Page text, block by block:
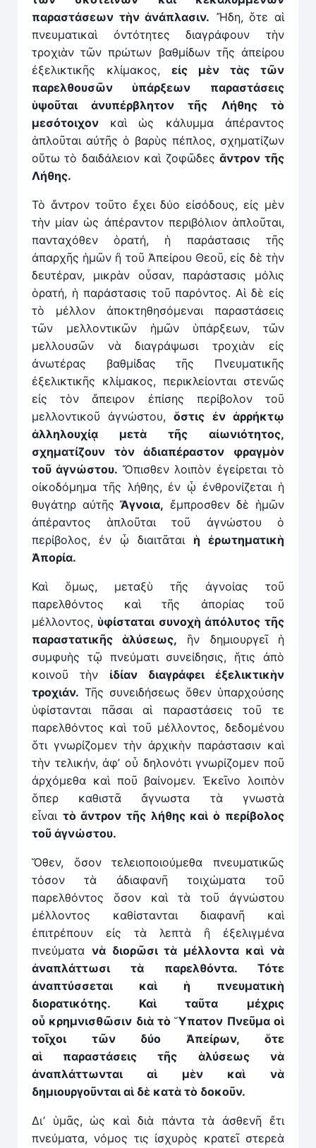
παραστάσεων τὴν ἀνάπλασιν. Ἤδη, ὅτε αἱ
πνευματικαὶ ὀντότητες διαγράφουν τὴν
τροχιὰν τῶν πρώτων βαθμίδων τῆς ἀπείρου
ἐξελικτικῆς κλίμακος, εἰς μὲν τὰς τῶν
παρελθουσῶν ὑπάρξεων παραστάσεις
ὑψοῦται ἀνυπέρβλητον τῆς Λήθης τὸ
μεσότοιχον καὶ ὡς κάλυμμα ἀπέραντος
ἁπλοῦται αὐτῆς ὁ βαρὺς πέπλος, σχηματίζων
οὕτω τὸ δαιδάλειον καὶ ζοφῶδεςἄντρον τῆς
Λήθης.
Τὸ ἄντρον τοῦτο ἔχει δύο εἰσόδους, εἰς μὲν
τὴν μίαν ὡς ἀπέραντον περιβόλιον ἁπλοῦται,
πανταχόθεν ὁρατή, ἡ παράστασις τῆς
ἀπαρχῆς ἡμῶν ἢ τοῦ Ἀπείρου Θεοῦ, εἰς δὲ τὴν
δευτέραν, μικρὰν οὖσαν, παράστασις μόλις
ὁρατή, ἡ παράστασις τοῦ παρόντος. Αἱ δὲ εἰς
τὸ μέλλον ἀποκτηθησόμεναι παραστάσεις
τῶν μελλοντικῶν ἡμῶν ὑπάρξεων, τῶν
μελλουσῶν νὰ διαγράψωσι τροχιὰν εἰς
ἀνωτέρας βαθμίδας τῆς Πνευματικῆς
ἐξελικτικῆς κλίμακος, περικλείονται στενῶς
εἰς τὸν ἄπειρον ἐπίσης περίβολον τοῦ
μελλοντικοῦ ἀγνώστου,ὅστις ἐν ἀρρήκτῳ
ἀλληλουχίᾳ μετὰ τῆς αἰωνιότητος,
σχηματίζουν τὸν ἀδιαπέραστον φραγμὸν
τοῦ ἀγνώστου. Ὄπισθεν λοιπὸν ἐγείρεται τὸ
οἰκοδόμημα τῆς λήθης, ἐν ᾧ ἐνθρονίζεται ἡ
θυγάτηρ αὐτῆςἌγνοια, ἔμπροσθεν δὲ ἡμῶν
ἀπέραντος ἁπλοῦται τοῦ ἀγνώστου ὁ
περίβολος, ἐν ᾧ διαιτᾶται ἡ ἐρωτηματικὴ
Ἀπορία.
Καὶ ὅμως, μεταξὺ τῆς ἀγνοίας τοῦ
παρελθόντος καὶ τῆς ἀπορίας τοῦ
μέλλοντος, ὑφίσταται συνοχὴ ἀπόλυτος τῆς
παραστατικῆςἁλύσεως, ἣν δημιουργεῖ ἡ
συμφυὴς τῷ πνεύματι συνείδησις, ἥτις ἀπὸ
κοινοῦ τὴν ἰδίαν διαγράφει ἐξελικτικὴν
τροχιάν. Τῆς συνειδήσεως ὅθεν ὑπαρχούσης
ὑφίστανται πᾶσαι αἱ παραστάσεις τοῦ τε
παρελθόντος καὶ τοῦ μέλλοντος, δεδομένου
ὅτι γνωρίζομεν τὴν ἀρχικὴν παράστασιν καὶ
τὴν τελικήν, ἀφ’ οὗ δηλονότι γνωρίζομεν ποῦ
ἀρχόμεθα καὶ ποῦ βαίνομεν. Ἐκεῖνο λοιπὸν
ὅπερ καθιστᾶ ἄγνωστα τὰ γνωστὰ
εἶναι τὸἄντρον τῆς λήθης καὶ ὁ περίβολος
τοῦ ἀγνώστου.
Ὅθεν, ὅσον τελειοποιούμεθα πνευματικῶς
τόσον τὰ ἀδιαφανῆ τοιχώματα τοῦ
παρελθόντος ὅσον καὶ τὰ τοῦ ἀγνώστου
μέλλοντος καθίστανται διαφανῆ καὶ
ἐπιτρέπουν εἰς τὰ λεπτὰ ἢ ἐξελιγμένα
πνεύματα νὰ διορῶσι τὰ μέλλοντα καὶ νὰ
ἀναπλάττωσι τὰ παρελθόντα. Τότε
ἀναπτύσσεται καὶ ἡ πνευματικὴ
διορατικότης. Καὶ ταῦτα μέχρις
οὗ κρημνισθῶσιν διὰ τὸ Ὕπατον Πνεῦμα οἱ
τοῖχοι τῶν δύο Ἀπείρων, ὅτε
αἱ παραστάσεις τῆς ἁλύσεως νὰ
ἀναπλάττωνται αἱ μὲν καὶ νὰ
δημιουργοῦνται αἱ δὲ κατὰ τὸ δοκοῦν.
Δι’ ὑμᾶς, ὡς καὶ διὰ πάντα τὰ ἀσθενῆ ἔτι
πνεύματα, νόμος τις ἰσχυρὸς κρατεῖ στερεὰ